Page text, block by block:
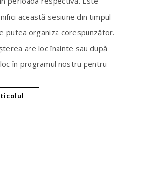
această sesiune din timpul
putea organiza corespunzător.
are loc înainte sau după
în programul nostru pentru